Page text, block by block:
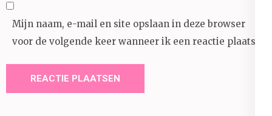
Mijn naam, e-mail en site opslaan in deze browser
voor de volgende keer wanneer ik een reactie plaats.